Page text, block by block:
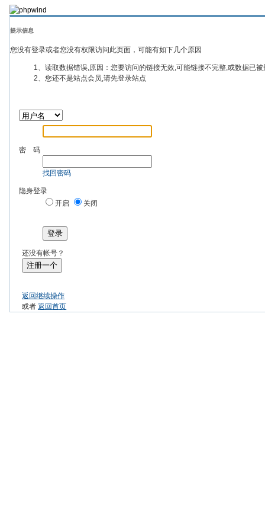
提示信息
您没有登录或者您没有权限访问此页面，可能有如下几个原因
1、读取数据错误,原因：您要访问的链接无效,可能链接不完整,或数据已
2、您还不是站点会员,请先登录站点
密 码
找回密码
隐身登录
开启
关闭
登录
还没有帐号？
注册一个
返回继续操作
或者返回首页